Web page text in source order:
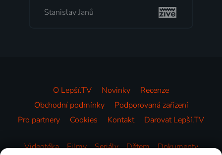
Stanislav Janů
O Lepší.TV Novinky
Recenze
Obchodní podmínky
Podporovaná zařízení
Pro partnery
Cookies Kontakt Darovat Lepší.TV
Videotéka Filmy Seriály Dětem
Dokumenty